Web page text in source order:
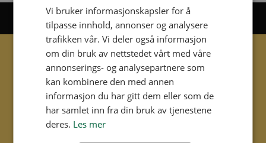
Vi har kompetanse og kapasitet som gjør oss til en
stabil samarbeidspartner!
KLM Miljø AS har over 50 års erfaring, vårt
nedslagsfelt er Oslo, Akershus, Innlandet. Vi har 12
Vi bruker informasjonskapsler for å
tilpasse innhold, annonser og analysere
trafikken vår. Vi deler også informasjon
om din bruk av nettstedet vårt med våre
annonserings- og analysepartnere som
kan kombinere den med annen
informasjon du har gitt dem eller som de
har samlet inn fra din bruk av tjenestene
deres. Les mer